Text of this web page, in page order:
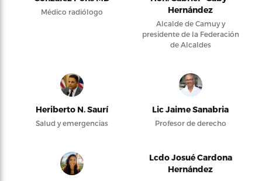
Médico radiólogo
Hernández
Alcalde de Camuy y
presidente de la Federación
de Alcaldes
Heriberto N. Saurí
Salud y emergencias
Lic Jaime Sanabria
Profesor de derecho
Lcdo Josué Cardona
Hernández